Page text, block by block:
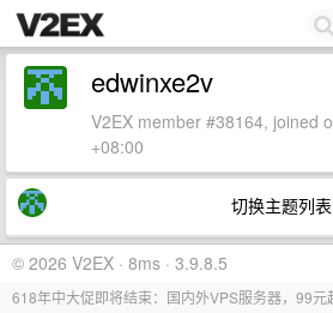
edwinxe2v
V2EX member #38164, joined
+08:00
切换主题列表
© 2026 V2EX · 8ms · 3.9.8.5
618年中大促即将结束：国内外VPS服务器，99元